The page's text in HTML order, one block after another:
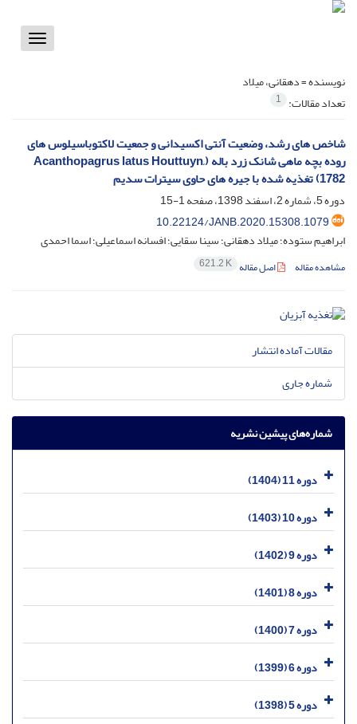
Toggle
نویسنده =دهقانی، میلاد
تعداد مقالات: 1
شاخص های رشد، وضعیت آنتی اکسیدانی و جمعیت لاکتوباسیلوس های
روده بچه ماهی شانک زرد باله (Acanthopagrus latus Houttuyn,
1782) تغذیه شده با جیره های حاوی سیترات سدیم
دوره 5، شماره 2، اسفند 1398، صفحه
1-15
10.22124/JANB.2020.15308.1079
ابراهیم ستوده؛ میلاد دهقانی؛ سینا سقایی؛ افسانه اسماعیلی؛ اسما احمدی
مشاهده مقاله اصل مقاله 621.2 K
مقالات آماده انتشار
شماره جاری
شماره‌های پیشین نشریه
دوره 11 (1404)
دوره 10 (1403)
دوره 9 (1402)
دوره 8 (1401)
دوره 7 (1400)
دوره 6 (1399)
دوره 5 (1398)